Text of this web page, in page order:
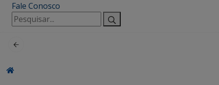
Fale Conosco
Pesquisar
por: